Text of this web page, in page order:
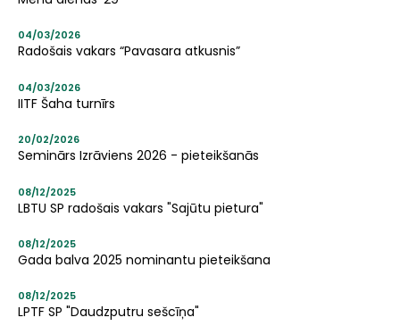
04/03/2026
Radošais vakars “Pavasara atkusnis”
04/03/2026
IITF Šaha turnīrs
20/02/2026
Seminārs Izrāviens 2026 - pieteikšanās
08/12/2025
LBTU SP radošais vakars "Sajūtu pietura"
08/12/2025
Gada balva 2025 nominantu pieteikšana
08/12/2025
LPTF SP "Daudzputru sešcīņa"